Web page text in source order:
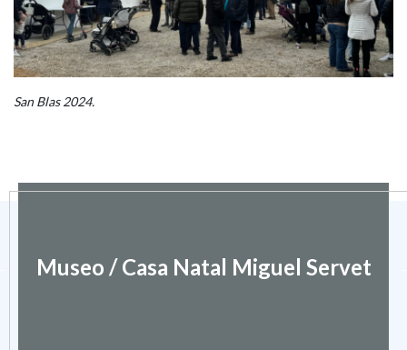
San Blas 2024.
Museo / Casa Natal Miguel Servet